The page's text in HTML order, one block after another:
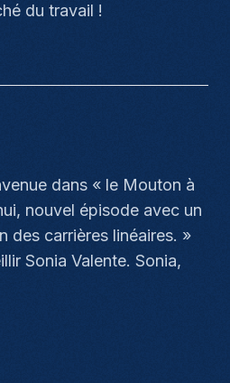
du travail !
dans « le Mouton à
nouvel épisode avec un
des carrières linéaires. »
Sonia Valente. Sonia,